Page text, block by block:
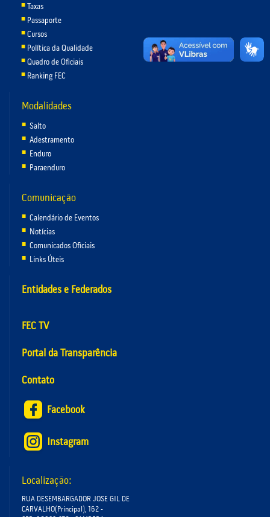
Taxas
Passaporte
Cursos
Política da Qualidade
Quadro de Oficiais
Ranking FEC
Modalidades
Salto
Adestramento
Enduro
Paraenduro
Comunicação
Calendário de Eventos
Notícias
Comunicados Oficiais
Links Úteis
Entidades e Federados
FEC TV
Portal da Transparência
Contato
Facebook
Instagram
Localização:
RUA DESEMBARGADOR JOSE GIL DE
CARVALHO(Principal), 162 -